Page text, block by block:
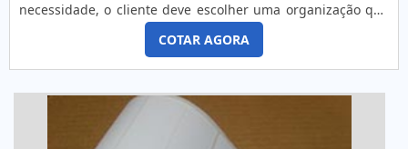
necessidade, o cliente deve escolher uma organização que
se destaque por um bom suporte pré-venda e tenha ampla
experiência no ramo.MAIS DETALHES INTERESSANTES
SOBRE RÓTULOS ADESIVOSQuem precisa de rótulos
serviços, consegue encont...
COTAR AGORA